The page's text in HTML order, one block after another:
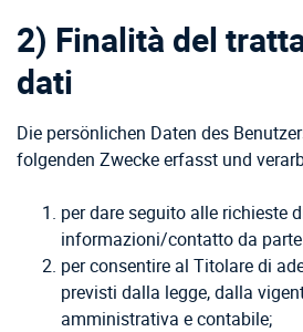
2) Finalità del
dati
Die persönlichen Daten des
folgenden Zwecke erfasst und
per dare seguito alle richieste
informazioni/contatto da parte
per consentire al Titolare di
previsti dalla legge, dalla
amministrativa e contabile;